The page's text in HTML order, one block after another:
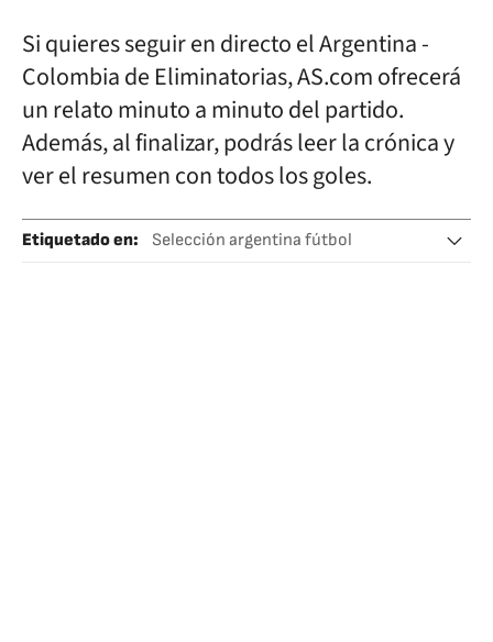
Si quieres seguir en directo el Argentina -
Colombia de Eliminatorias, AS.com ofrecerá
un relato minuto a minuto del partido.
Además, al finalizar, podrás leer la crónica y
ver el resumen con todos los goles.
Etiquetado en:
Selección argentina fútbol